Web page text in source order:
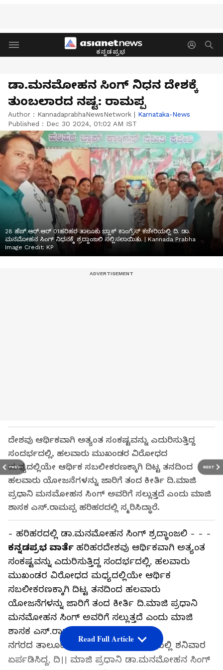
ಕನ್ನಡಪ್ರಭ
PREV NEXT
ಡಾ.ಮನಮೋಹನ ಸಿಂಗ್ ನಿಧನ ದೇಶಕ್ಕೆ
ತುಂಬಲಾರದ ನಷ್ಟ: ರಾಮಪ್ಪ
Author : KannadaprabhaNewsNetwork | Karnataka-News
Published : Dec 30 2024, 01:02 AM IST
28 ಹೆಚ್.ಆರ್.ಆರ್ 01ಹರಿಹರ ತಾಲೂಕು ಬ್ಲಾಕ್ ಕಾಂಗ್ರೆಸ್ ಕಚೇರಿಯಲ್ಲಿ ದಿ. ಡಾ.
ಮನಮೋಹನ ಸಿಂಗ್ ನಿಧನಕ್ಕೆ ಶ್ರದ್ದಾಂಜಲಿ ಸಲ್ಲಿಸಲಾಯಿತು. | Kannada Prabha
Image Credit: KP
ದೇಶವು ಆರ್ಥಿಕವಾಗಿ ಅತ್ಯಂತ ಸಂಕಷ್ಟವನ್ನು ಎದುರಿಸುತ್ತಿದ್ದ
ಸಂದರ್ಭದಲ್ಲಿ, ಹಲವಾರು ಮುಖಂಡರ ವಿರೋಧದ
ಮಧ್ಯದಲ್ಲಿಯೇ ಆರ್ಥಿಕ ಸಬಲೀಕರಣಕ್ಕಾಗಿ ದಿಟ್ಟ ತನದಿಂದ
ಹಲವಾರು ಯೋಜನೆಗಳನ್ನು ಜಾರಿಗೆ ತಂದ ಕೀರ್ತಿ ದಿ.ಮಾಜಿ
ಪ್ರಧಾನಿ ಮನಮೋಹನ ಸಿಂಗ್ ಅವರಿಗೆ ಸಲ್ಲುತ್ತದೆ ಎಂದು ಮಾಜಿ
ಶಾಸಕ ಎಸ್.ರಾಮಪ್ಪ ಹರಿಹರದಲ್ಲಿ ಸ್ಮರಿಸಿದ್ಧಾರೆ.
- ಹರಿಹರದಲ್ಲಿ ಡಾ.ಮನಮೋಹನ ಸಿಂಗ್ ಶ್ರದ್ಧಾಂಜಲಿ - - -
ಕನ್ನಡಪ್ರಭ ವಾರ್ತೆ ಹರಿಹರದೇಶವು ಆರ್ಥಿಕವಾಗಿ ಅತ್ಯಂತ
ಸಂಕಷ್ಟವನ್ನು ಎದುರಿಸುತ್ತಿದ್ದ ಸಂದರ್ಭದಲ್ಲಿ, ಹಲವಾರು
ಮುಖಂಡರ ವಿರೋಧದ ಮಧ್ಯದಲ್ಲಿಯೇ ಆರ್ಥಿಕ
ಸಬಲೀಕರಣಕ್ಕಾಗಿ ದಿಟ್ಟ ತನದಿಂದ ಹಲವಾರು
ಯೋಜನೆಗಳನ್ನು ಜಾರಿಗೆ ತಂದ ಕೀರ್ತಿ ದಿ.ಮಾಜಿ ಪ್ರಧಾನಿ
ಮನಮೋಹನ ಸಿಂಗ್ ಅವರಿಗೆ ಸಲ್ಲುತ್ತದೆ ಎಂದು ಮಾಜಿ
ಶಾಸಕ ಎಸ್.ರಾಮಪ್ಪ ಹೇಳಿದರು.
ನಗರದ ತಾಲೂಕು ಬ್ಲಾಕ್ ಕಾಂಗ್ರೆಸ್ ಕಚೇರಿಯಲ್ಲಿ ಶನಿವಾರ
ಏರ್ಪಡಿಸಿದ್ದ, ದಿ।। ಮಾಜಿ ಪ್ರಧಾನಿ ಡಾ.ಮನಮೋಹನ ಸಿಂಗ್
Read Full Article